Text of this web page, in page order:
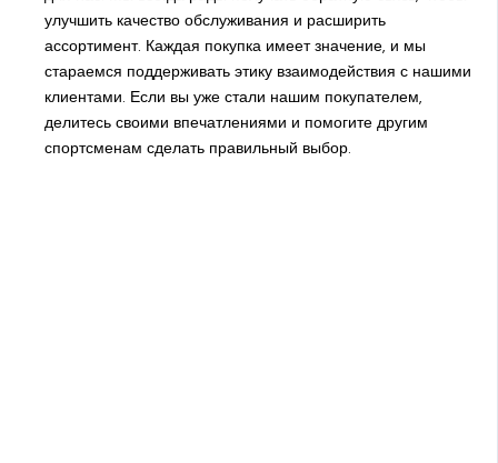
улучшить качество обслуживания и расширить
ассортимент. Каждая покупка имеет значение, и мы
стараемся поддерживать этику взаимодействия с нашими
клиентами. Если вы уже стали нашим покупателем,
делитесь своими впечатлениями и помогите другим
спортсменам сделать правильный выбор.